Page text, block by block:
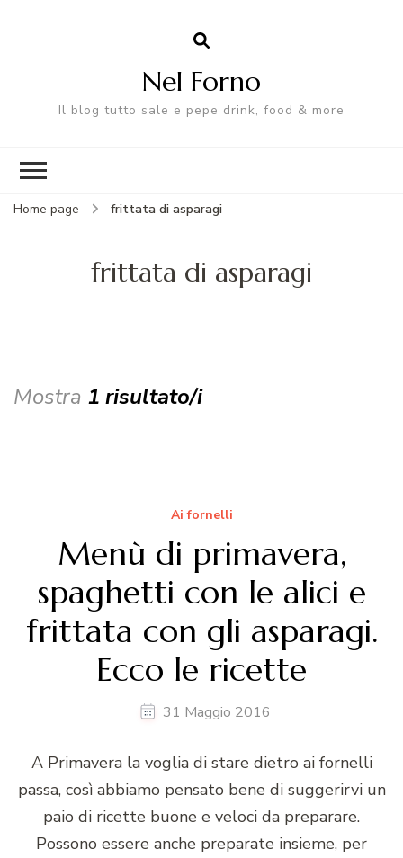
Nel Forno
Il blog tutto sale e pepe drink, food & more
Home page frittata di asparagi
frittata di asparagi
Mostra 1 risultato/i
Ai fornelli
Menù di primavera,
spaghetti con le alici e
frittata con gli asparagi.
Ecco le ricette
31 Maggio 2016
A Primavera la voglia di stare dietro ai fornelli
passa, così abbiamo pensato bene di suggerirvi un
paio di ricette buone e veloci da preparare.
Possono essere anche preparate insieme, per